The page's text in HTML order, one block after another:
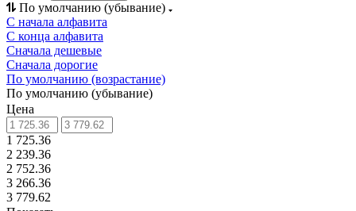
По умолчанию (убывание)
С начала алфавита
С конца алфавита
Сначала дешевые
Сначала дорогие
По умолчанию (возрастание)
По умолчанию (убывание)
Цена
1 725.36
2 239.36
2 752.36
3 266.36
3 779.62